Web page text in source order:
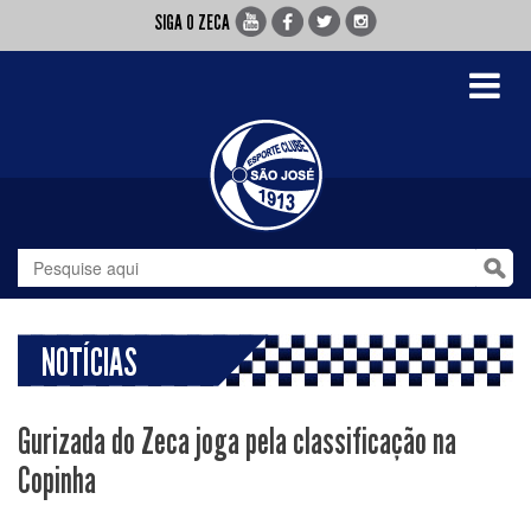
SIGA O ZECA
Toggle
NOTÍCIAS
Gurizada do Zeca joga pela classificação na
Copinha